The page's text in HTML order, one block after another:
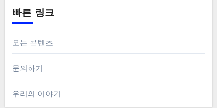
빠른 링크
모든 콘텐츠
문의하기
우리의 이야기